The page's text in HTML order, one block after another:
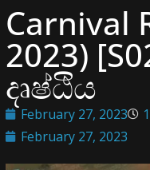
Carnival
2023)
දෘෂ්ඨිය
February 27, 2023
February 27, 2023